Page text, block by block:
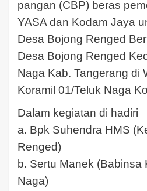
pangan (CBP) beras
YASA dan Kodam Jaya
Desa Bojong Renged
Desa Bojong Renged
Naga Kab. Tangerang di
Koramil 01/Teluk Naga
Dalam kegiatan di hadiri
a. Bpk Suhendra HMS
Renged)
b. Sertu Manek (Babinsa
Naga)